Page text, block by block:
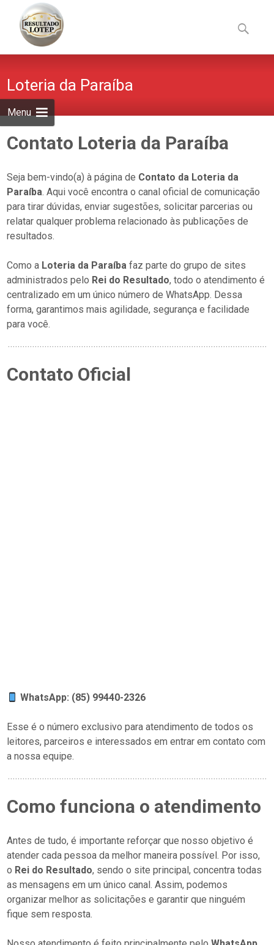
Menu
to
content
por:
Loteria da Paraíba
Contato Loteria da Paraíba
Seja bem-vindo(a) à página de Contato da Loteria da
Paraíba. Aqui você encontra o canal oficial de comunicação
para tirar dúvidas, enviar sugestões, solicitar parcerias ou
relatar qualquer problema relacionado às publicações de
resultados.
Como a Loteria da Paraíba faz parte do grupo de sites
administrados pelo Rei do Resultado, todo o atendimento é
centralizado em um único número de WhatsApp. Dessa
forma, garantimos mais agilidade, segurança e facilidade
para você.
Contato Oficial
WhatsApp: (85) 99440-2326
Esse é o número exclusivo para atendimento de todos os
leitores, parceiros e interessados em entrar em contato com
a nossa equipe.
Como funciona o atendimento
Antes de tudo, é importante reforçar que nosso objetivo é
atender cada pessoa da melhor maneira possível. Por isso,
o Rei do Resultado, sendo o site principal, concentra todas
as mensagens em um único canal. Assim, podemos
organizar melhor as solicitações e garantir que ninguém
fique sem resposta.